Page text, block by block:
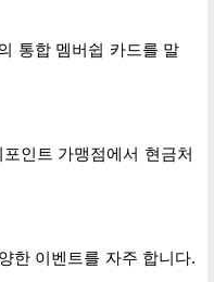
통합 멤버쉽 카드를 말
인트 가맹점에서 현금처
한 이벤트를 자주 합니다.